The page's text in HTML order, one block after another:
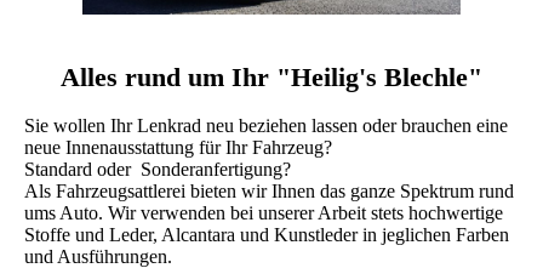
Alles rund um Ihr "Heilig's Blechle"
Sie wollen Ihr Lenkrad neu beziehen lassen oder brauchen eine
neue Innenausstattung für Ihr Fahrzeug?
Standard oder Sonderanfertigung?
Als Fahrzeugsattlerei bieten wir Ihnen das ganze Spektrum rund
ums Auto. Wir verwenden bei unserer Arbeit stets hochwertige
Stoffe und Leder, Alcantara und Kunstleder in jeglichen Farben
und Ausführungen.